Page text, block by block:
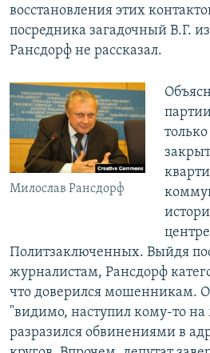
восстановления этих
посредника загадочный В.Г.
Рансдорф не рассказал.
Милослав Рансдорф
Политзаключенных. Выйдя
журналистам, Рансдорф
что доверился мошенникам.
"видимо, наступил кому-то на
разразился обвинениями в